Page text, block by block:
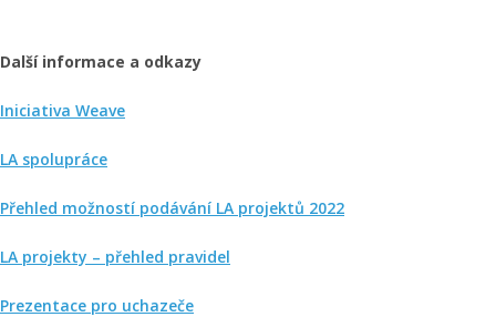
Další informace a odkazy
Iniciativa Weave
LA spolupráce
Přehled možností podávání LA projektů 2022
LA projekty – přehled pravidel
Prezentace pro uchazeče